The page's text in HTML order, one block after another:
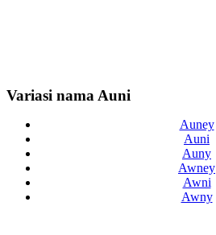
Variasi nama Auni
Auney
Auni
Auny
Awney
Awni
Awny